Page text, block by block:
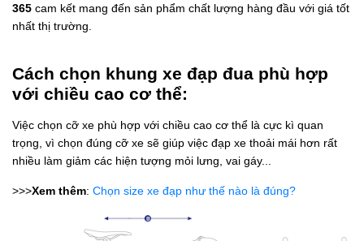
365 cam kết mang đến sản phẩm chất lượng hàng đầu với giá tốt
nhất thị trường.
Cách chọn khung xe đạp đua phù hợp
với chiều cao cơ thể:
Việc chọn cỡ xe phù hợp với chiều cao cơ thể là cực kì quan
trọng, vì chọn đúng cỡ xe sẽ giúp việc đạp xe thoải mái hơn rất
nhiều làm giảm các hiện tượng mỏi lưng, vai gáy...
>>>Xem thêm: Chọn size xe đạp như thế nào là đúng?